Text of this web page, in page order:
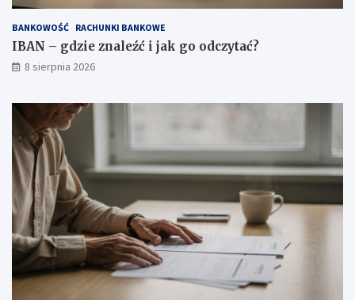
g
o
o
d
z
t
a
ć
?
n
d
o
w
–
a
c
o
z
w
r
c
ć
u
BANKOWOŚĆ RACHUNKI BANKOWE
IBAN – gdzie znaleźć i jak go odczytać?
8 sierpnia 2026